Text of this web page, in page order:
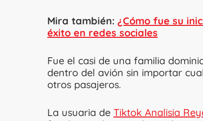
Mira también: ¿Cómo fue su
éxito en redes sociales
Fue el casi de una familia
dentro del avión sin importar
otros pasajeros.
La usuaria de Tiktok Analisia